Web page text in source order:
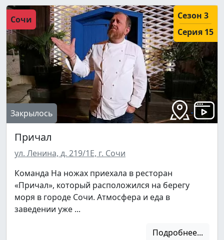
Сочи
Сезон 3
Серия 15
Закрылось
Причал
ул. Ленина, д. 219/1Е, г. Сочи
Команда На ножах приехала в ресторан
«Причал», который расположился на берегу
моря в городе Сочи. Атмосфера и еда в
заведении уже ...
Подробнее...